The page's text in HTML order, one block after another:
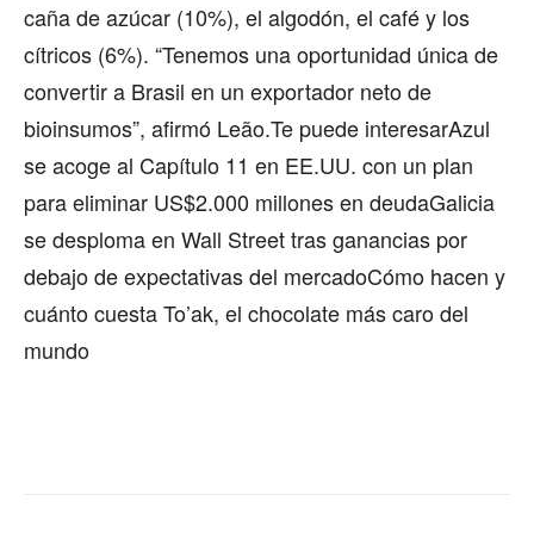
caña de azúcar (10%), el algodón, el café y los
cítricos (6%). “Tenemos una oportunidad única de
convertir a Brasil en un exportador neto de
bioinsumos”, afirmó Leão.Te puede interesarAzul
se acoge al Capítulo 11 en EE.UU. con un plan
para eliminar US$2.000 millones en deudaGalicia
se desploma en Wall Street tras ganancias por
debajo de expectativas del mercadoCómo hacen y
cuánto cuesta To’ak, el chocolate más caro del
mundo